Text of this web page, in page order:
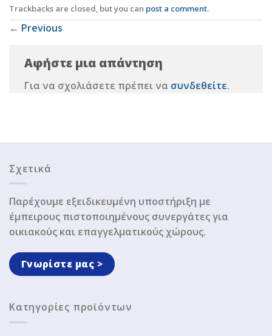
Trackbacks are closed, but you can post a comment.
← Previous
Αφήστε μια απάντηση
Για να σχολιάσετε πρέπει να συνδεθείτε.
Σχετικά
Παρέχουμε εξειδικευμένη υποστήριξη με
έμπειρους πιστοποιημένους συνεργάτες για
οικιακούς και επαγγελματικούς χώρους.
Γνωρίστε μας >
Κατηγορίες προϊόντων